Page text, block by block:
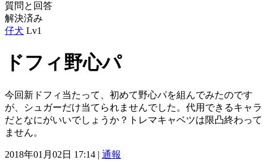
質問と回答
解決済み
仔犬 Lv1
ドフィ野心パ
今回新ドフィ当たって、初めて野心パを組んでみたのです
が、シュガーだけ当てられませんでした。代用できるキャラ
だとなにがいいでしょうか？トレマキャベツは限凸終わって
ません。
2018年01月02日 17:14 | 通報